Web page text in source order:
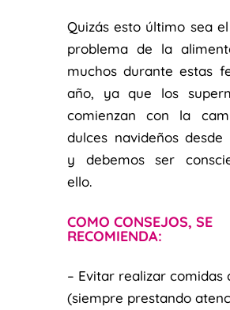
Quizás esto último sea
problema de la
muchos durante estas
año, ya que los
comienzan con la
dulces navideños desde
y debemos ser
ello.
COMO CONSEJOS, SE
RECOMIENDA:
– Evitar realizar comidas
(siempre prestando